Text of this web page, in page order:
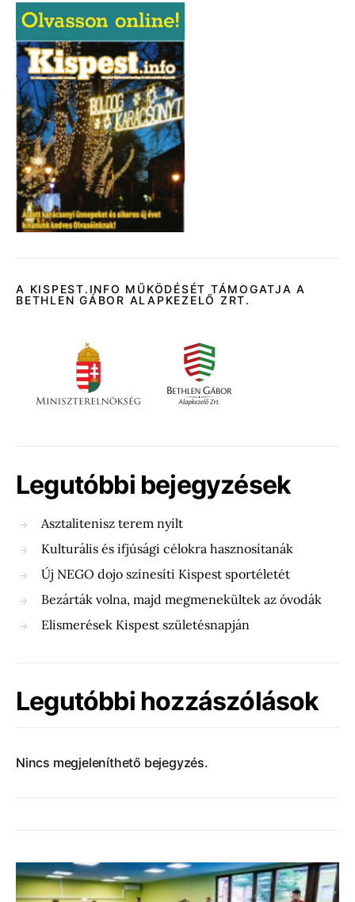
A KISPEST.INFO MŰKÖDÉSÉT TÁMOGATJA A
BETHLEN GÁBOR ALAPKEZELŐ ZRT.
Legutóbbi bejegyzések
Asztalitenisz terem nyílt
Kulturális és ifjúsági célokra hasznosítanák
Új NEGO dojo színesíti Kispest sportéletét
Bezárták volna, majd megmenekültek az óvodák
Elismerések Kispest születésnapján
Legutóbbi hozzászólások
Nincs megjeleníthető bejegyzés.